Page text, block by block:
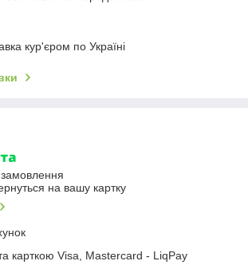
кур'єром по Україні
на вашу картку
карткою Visa, Mastercard - LiqPay